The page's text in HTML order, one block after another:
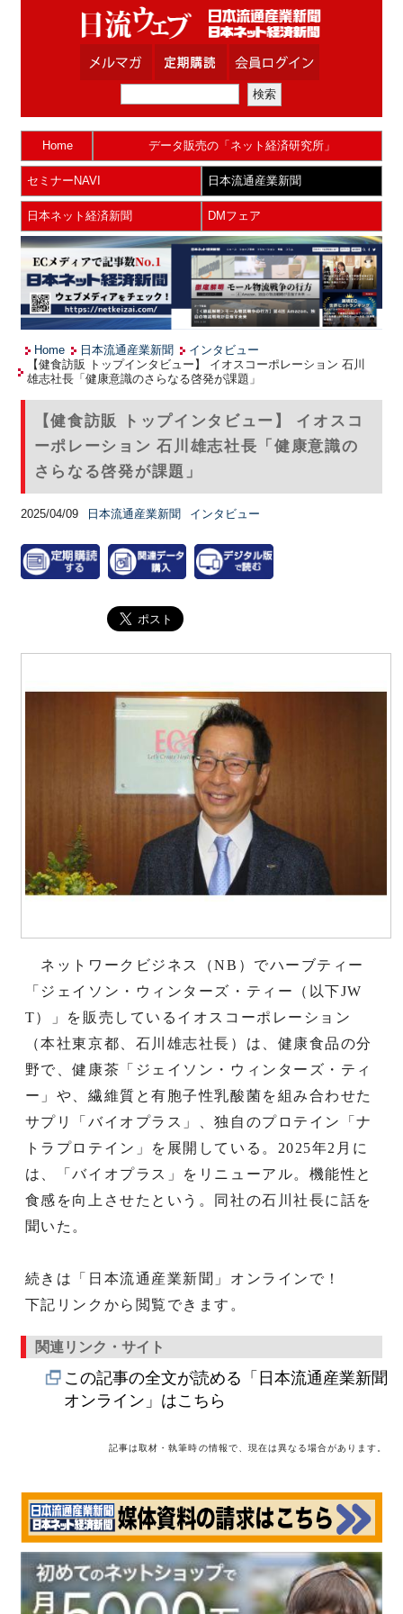
Home データ販売の「ネット経済研究所」
セミナーNAVI 日本流通産業新聞
日本ネット経済新聞 DMフェア
Home 日本流通産業新聞
インタビュー
【健食訪販 トップインタビュー】 イオスコーポレーション 石川
雄志社長「健康意識のさらなる啓発が課題」
【健食訪販 トップインタビュー】 イオスコ
ーポレーション 石川雄志社長「健康意識の
さらなる啓発が課題」
2025/04/09 日本流通産業新聞 インタビュー
ネットワークビジネス（NB）でハーブティー
「ジェイソン・ウィンターズ・ティー（以下JW
T）」を販売しているイオスコーポレーション
（本社東京都、石川雄志社長）は、健康食品の分
野で、健康茶「ジェイソン・ウィンターズ・ティ
ー」や、繊維質と有胞子性乳酸菌を組み合わせた
サプリ「バイオプラス」、独自のプロテイン「ナ
トラプロテイン」を展開している。2025年2月に
は、「バイオプラス」をリニューアル。機能性と
食感を向上させたという。同社の石川社長に話を
聞いた。
続きは「日本流通産業新聞」オンラインで！
下記リンクから閲覧できます。
関連リンク・サイト
この記事の全文が読める「日本流通産業新聞
オンライン」はこちら
記事は取材・執筆時の情報で、現在は異なる場合があります。